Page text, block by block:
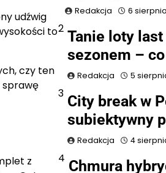
udźwig
to
czy ten
sprawę
z
Redakcja 6
2 Tanie loty
sezonem –
Redakcja 5
3 City break w
subiektywny
Redakcja 4
4 Chmura